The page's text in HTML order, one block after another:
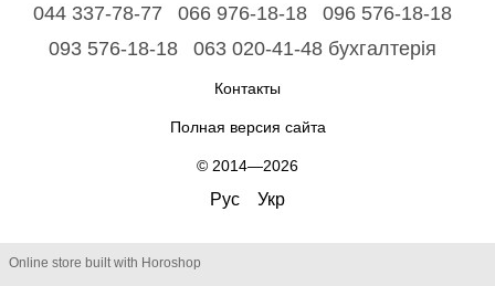
044 337-78-77 066 976-18-18
096 576-18-18
093 576-18-18
063 020-41-48 бухгалтерія
Контакты
Полная версия сайта
© 2014—2026
Рус Укр
Online store built with Horoshop